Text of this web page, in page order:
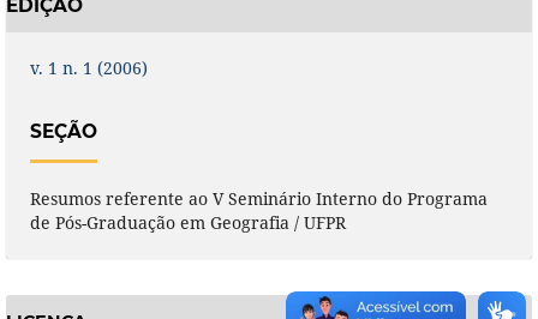
EDIÇÃO
v. 1 n. 1 (2006)
SEÇÃO
Resumos referente ao V Seminário Interno do Programa
de Pós-Graduação em Geografia / UFPR